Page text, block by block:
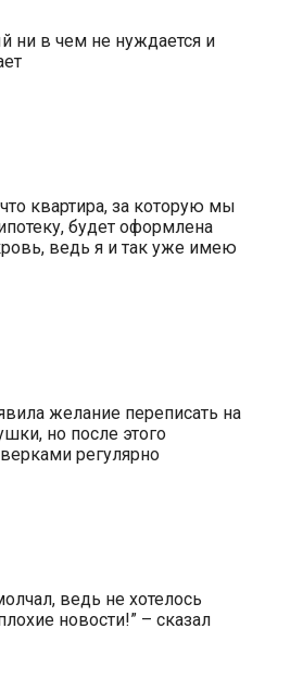
ни в чем не нуждается и
квартира, за которую мы
будет оформлена
ведь я и так уже имею
желание переписать на
но после этого
регулярно
ведь не хотелось
новости!” – сказал